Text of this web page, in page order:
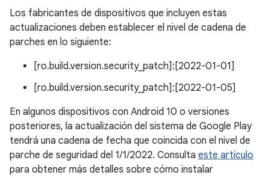
Los fabricantes de dispositivos que incluyen estas
actualizaciones deben establecer el nivel de cadena de
parches en lo siguiente:
[ro.build.version.security_patch]:[2022-01-01]
[ro.build.version.security_patch]:[2022-01-05]
En algunos dispositivos con Android 10 o versiones
posteriores, la actualización del sistema de Google Play
tendrá una cadena de fecha que coincida con el nivel de
parche de seguridad del 1/1/2022. Consulta este artículo
para obtener más detalles sobre cómo instalar